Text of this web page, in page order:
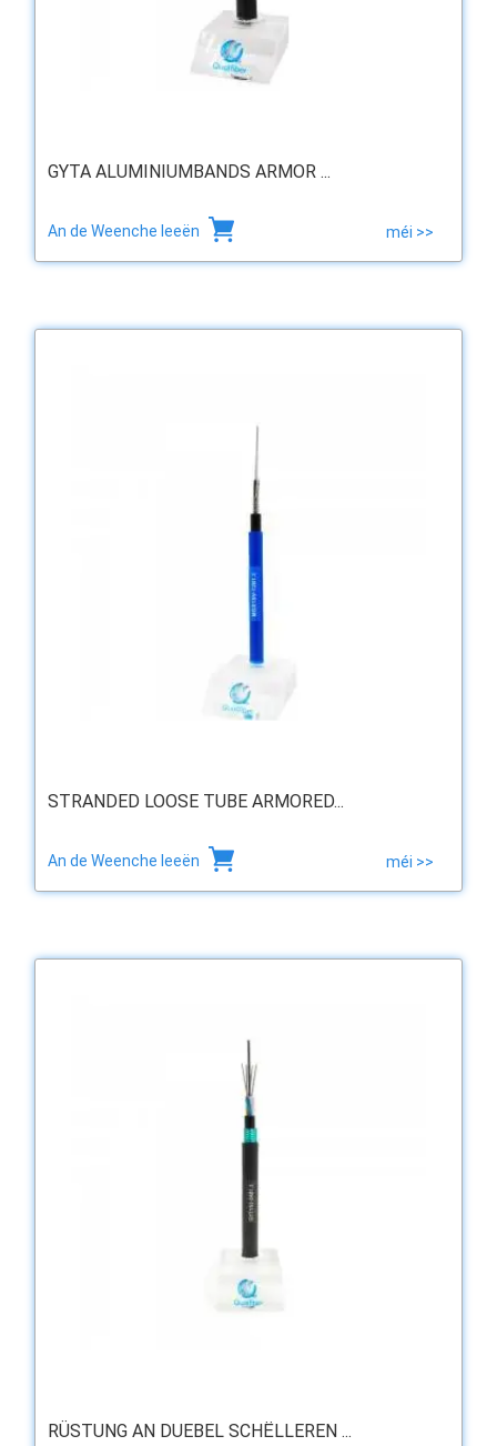
GYTA ALUMINIUMBANDS ARMOR ...
An de Weenche leeën méi >>
STRANDED LOOSE TUBE ARMORED...
An de Weenche leeën méi >>
RÜSTUNG AN DUEBEL SCHËLLEREN ...